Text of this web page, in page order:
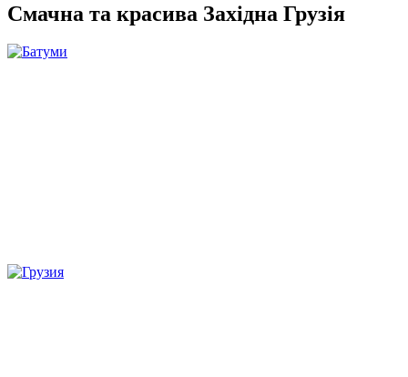
Смачна та красива Західна Грузія